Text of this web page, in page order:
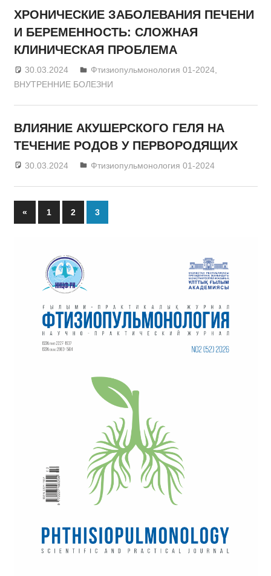
ХРОНИЧЕСКИЕ ЗАБОЛЕВАНИЯ ПЕЧЕНИ
И БЕРЕМЕННОСТЬ: СЛОЖНАЯ
КЛИНИЧЕСКАЯ ПРОБЛЕМА
30.03.2024 admin
Фтизиопульмонология 01-2024
ВНУТРЕННИЕ БОЛЕЗНИ
ВЛИЯНИЕ АКУШЕРСКОГО ГЕЛЯ НА
ТЕЧЕНИЕ РОДОВ У ПЕРВОРОДЯЩИХ
30.03.2024 admin
Фтизиопульмонология 01-2024
Posts
« Previous
Posts
1 2 3